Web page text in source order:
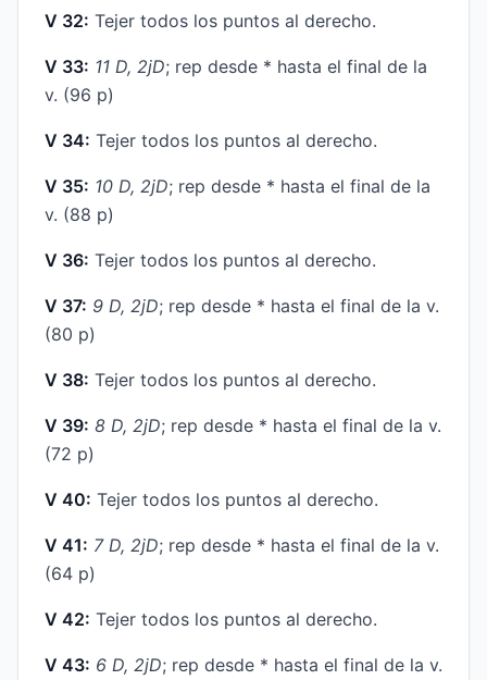
V 32: Tejer todos los puntos al derecho.
V 33: 11 D, 2jD; rep desde * hasta el final de la
v. (96 p)
V 34: Tejer todos los puntos al derecho.
V 35: 10 D, 2jD; rep desde * hasta el final de la
v. (88 p)
V 36: Tejer todos los puntos al derecho.
V 37: 9 D, 2jD; rep desde * hasta el final de la v.
(80 p)
V 38: Tejer todos los puntos al derecho.
V 39: 8 D, 2jD; rep desde * hasta el final de la v.
(72 p)
V 40: Tejer todos los puntos al derecho.
V 41: 7 D, 2jD; rep desde * hasta el final de la v.
(64 p)
V 42: Tejer todos los puntos al derecho.
V 43: 6 D, 2jD; rep desde * hasta el final de la v.